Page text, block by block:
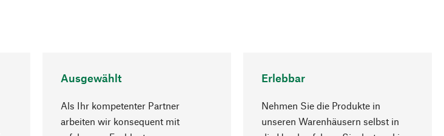
Ausgewählt
Als Ihr kompetenter Partner
arbeiten wir konsequent mit
Erlebbar
Nehmen Sie die Produkte in
unseren Warenhäusern selbst in